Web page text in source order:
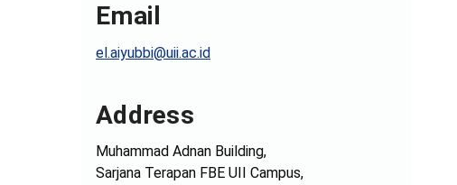
Email
el.aiyubbi@uii.ac.id
Address
Muhammad Adnan Building,
Sarjana Terapan FBE UII Campus,